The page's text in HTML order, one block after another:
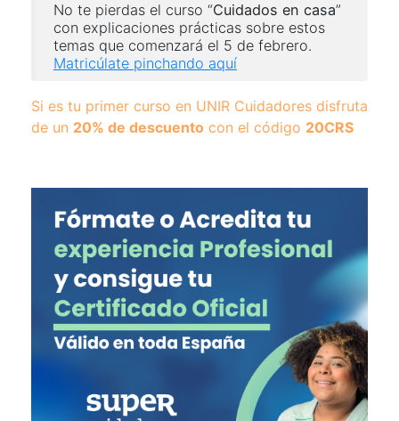
No te pierdas el curso “Cuidados en casa”
con explicaciones prácticas sobre estos
temas que comenzará el 5 de febrero.
Matricúlate pinchando aquí
Si es tu primer curso en UNIR Cuidadores disfruta
de un 20% de descuento con el código 20CRS